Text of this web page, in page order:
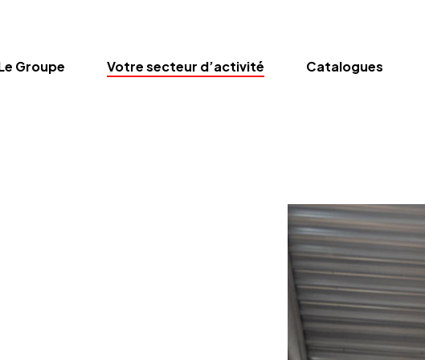
Groupe Votre secteur d’activité Catalogues